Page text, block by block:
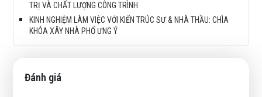
TRỊ VÀ CHẤT LƯỢNG CÔNG TRÌNH
KINH NGHIỆM LÀM VIỆC VỚI KIẾN TRÚC SƯ & NHÀ THẦU: CHÌA
KHÓA XÂY NHÀ PHỐ ƯNG Ý
Đánh giá